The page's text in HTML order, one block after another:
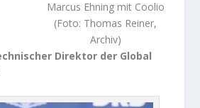
Marcus Ehning mit Coolio
(Foto: Thomas Reiner,
Archiv)
Direktor der Global